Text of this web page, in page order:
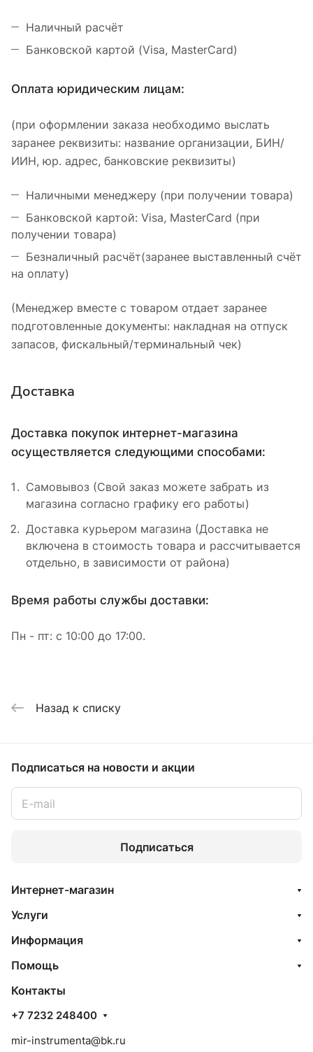
Наличный расчёт
Банковской картой (Visa, MasterCard)
Оплата юридическим лицам:
(при оформлении заказа необходимо выслать
заранее реквизиты: название организации, БИН/
ИИН, юр. адрес, банковские реквизиты)
Наличными менеджеру (при получении товара)
Банковской картой: Visa, MasterCard (при
получении товара)
Безналичный расчёт(заранее выставленный счёт
на оплату)
(Менеджер вместе с товаром отдает заранее
подготовленные документы: накладная на отпуск
запасов, фискальный/терминальный чек)
Доставка
Доставка покупок интернет-магазина
осуществляется следующими способами:
Самовывоз (Свой заказ можете забрать из
магазина согласно графику его работы)
Доставка курьером магазина (Доставка не
включена в стоимость товара и рассчитывается
отдельно, в зависимости от района)
Время работы службы доставки:
Пн - пт: с 10:00 до 17:00.
Назад к списку
Подписаться на новости и акции
Подписаться
Интернет-магазин
Услуги
Информация
Помощь
Контакты
+7 7232 248400
mir-instrumenta@bk.ru